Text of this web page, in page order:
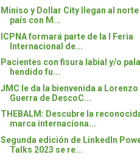
Miniso y Dollar City llegan al
país con M...
ICPNA formará parte de la I Feria
Internacional de...
Pacientes con fisura labial y/o
hendido fu...
JMC le da la bienvenida a Lorenzo
Guerra de DescoC...
THEBALM: Descubre la
marca internaciona...
Segunda edición de LinkedIn
Talks 2023 se re...